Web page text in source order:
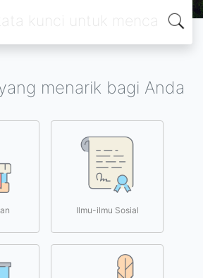
menarik bagi Anda
Ilmu-ilmu Sosial